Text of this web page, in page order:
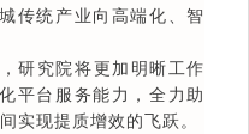
传统产业向高端化、智
研究院将更加明晰工作
平台服务能力，全力助
实现提质增效的飞跃。